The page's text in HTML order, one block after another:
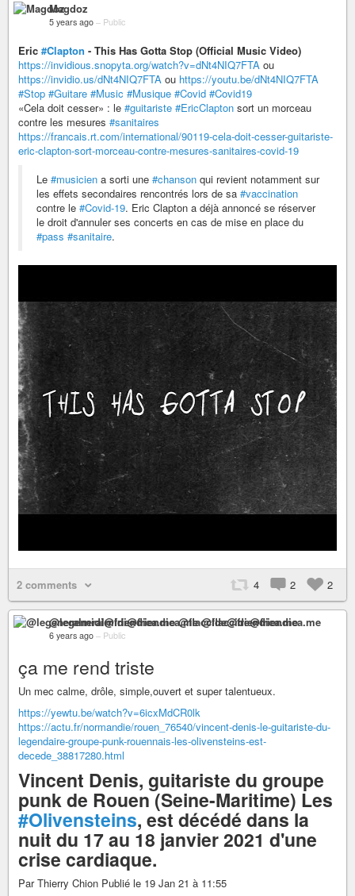
Magdoz
5 years ago – Public
Eric #Clapton - This Has Gotta Stop (Official Music Video)
https://invidious.snopyta.org/watch?v=dNt4NIQ7FTA ou
https://invidio.us/dNt4NIQ7FTA ou https://youtu.be/dNt4NIQ7FTA
#Stop #Guitare #Music #Musique #Covid #Covid19
«Cela doit cesser» : le #guitariste #EricClapton sort un morceau
contre les mesures #sanitaires
https://francais.rt.com/international/90119-cela-doit-cesser-guitariste-
eric-clapton-sort-morceau-contre-mesures-sanitaires-covid-19
Le #musicien a sorti une #chanson qui revient notamment sur
les effets secondaires rencontrés lors de sa #vaccination
contre le #Covid-19. Eric Clapton a déjà annoncé se réserver
le droit d'annuler ses concerts en cas de mise en place du
#pass #sanitaire.
2 comments 4 2 2
@legeneralmidi@friendica.me @flaccide@friendica.me
6 years ago – Public
ça me rend triste
Un mec calme, drôle, simple,ouvert et super talentueux.
https://yewtu.be/watch?v=6icxMdCR0lk
https://actu.fr/normandie/rouen_76540/vincent-denis-le-guitariste-du-
legendaire-groupe-punk-rouennais-les-olivensteins-est-
decede_38817280.html
Vincent Denis, guitariste du groupe
punk de Rouen (Seine-Maritime) Les
#Olivensteins, est décédé dans la
nuit du 17 au 18 janvier 2021 d'une
crise cardiaque.
Par Thierry Chion Publié le 19 Jan 21 à 11:55